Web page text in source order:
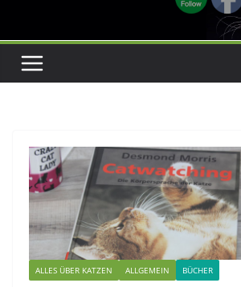
ALLES ÜBER KATZEN ALLGEMEIN BÜCHER